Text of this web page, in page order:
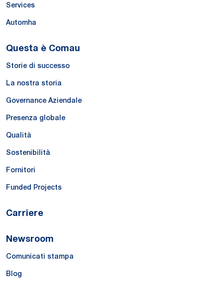
Services
Automha
Questa è Comau
Storie di successo
La nostra storia
Governance Aziendale
Presenza globale
Qualità
Sostenibilità
Fornitori
Funded Projects
Carriere
Newsroom
Comunicati stampa
Blog